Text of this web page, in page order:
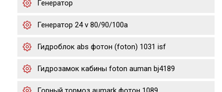
Генератор
Генератор 24 v 80/90/100a
Гидроблок abs фотон (foton) 1031 isf
Гидрозамок кабины foton auman bj4189